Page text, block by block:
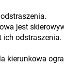
jest
odstraszenia.
kierunkowa